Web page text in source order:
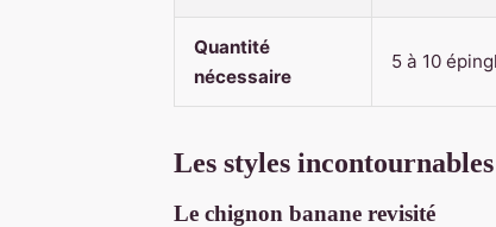
Quantité
nécessaire
5 à 10
Les styles
Le chignon banane revisité